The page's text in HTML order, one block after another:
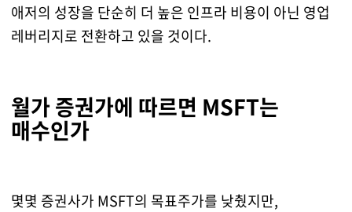
애저의 성장을 단순히 더 높은 인프라 비용이 아닌 영업
레버리지로 전환하고 있을 것이다.
월가 증권가에 따르면 MSFT는
매수인가
몇몇 증권사가 MSFT의 목표주가를 낮췄지만,